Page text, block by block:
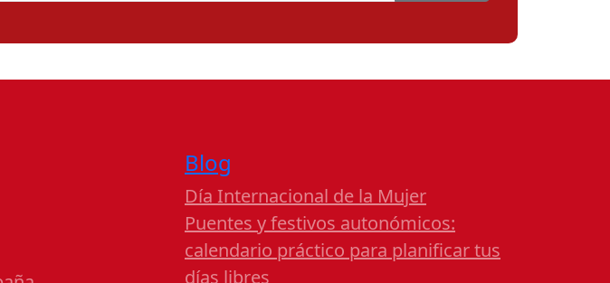
Blog
Día Internacional de la Mujer
Puentes y festivos autonómicos:
calendario práctico para planificar tus
días libres